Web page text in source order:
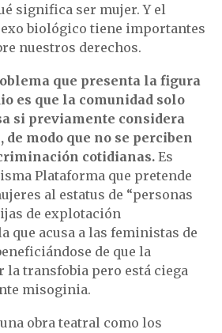
significa ser mujer. Y el
biológico tiene importantes
nuestros derechos.
que presenta la figura
es que la comunidad solo
si previamente considera
de modo que no se perciben
cotidianas.Es
Plataforma que pretende
al estatus de “personas
de explotación
que acusa a las feministas de
de que la
la transfobia pero está ciega
misoginia.
obra teatral como los